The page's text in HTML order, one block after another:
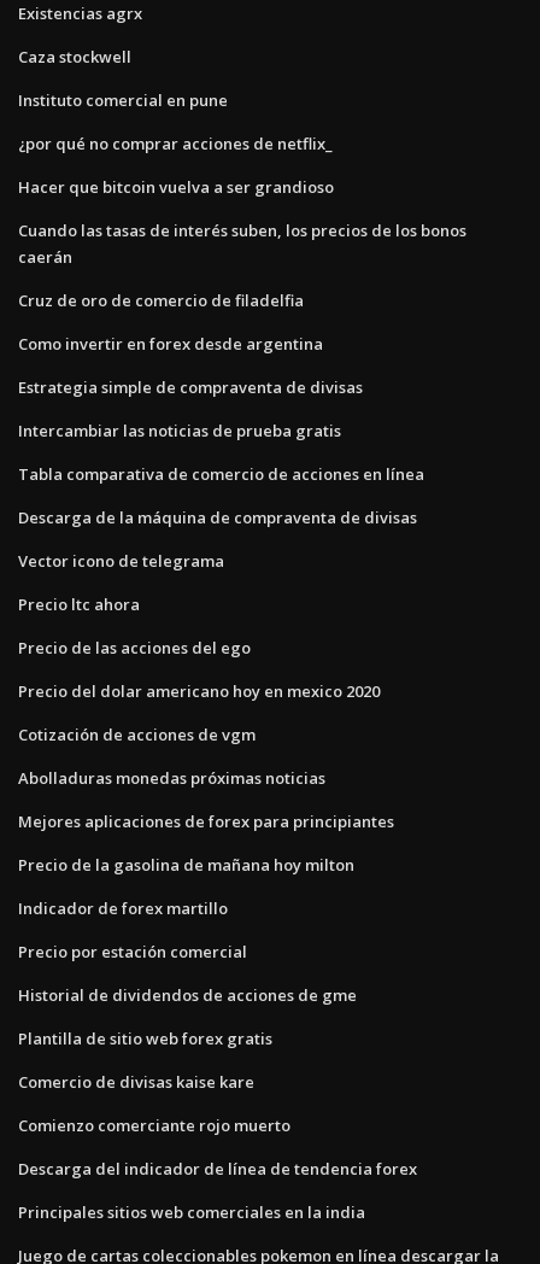
Existencias agrx
Caza stockwell
Instituto comercial en pune
¿por qué no comprar acciones de netflix_
Hacer que bitcoin vuelva a ser grandioso
Cuando las tasas de interés suben, los precios de los bonos
caerán
Cruz de oro de comercio de filadelfia
Como invertir en forex desde argentina
Estrategia simple de compraventa de divisas
Intercambiar las noticias de prueba gratis
Tabla comparativa de comercio de acciones en línea
Descarga de la máquina de compraventa de divisas
Vector icono de telegrama
Precio ltc ahora
Precio de las acciones del ego
Precio del dolar americano hoy en mexico 2020
Cotización de acciones de vgm
Abolladuras monedas próximas noticias
Mejores aplicaciones de forex para principiantes
Precio de la gasolina de mañana hoy milton
Indicador de forex martillo
Precio por estación comercial
Historial de dividendos de acciones de gme
Plantilla de sitio web forex gratis
Comercio de divisas kaise kare
Comienzo comerciante rojo muerto
Descarga del indicador de línea de tendencia forex
Principales sitios web comerciales en la india
Juego de cartas coleccionables pokemon en línea descargar la